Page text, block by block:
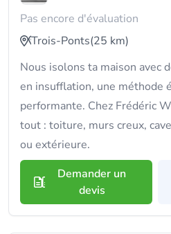
Pas encore d'évaluation
Trois-Ponts(25 km)
Nous isolons ta maison avec
en insufflation, une méthode
performante. Chez Frédéric
tout : toiture, murs creux,
ou extérieure.
Demander un
devis